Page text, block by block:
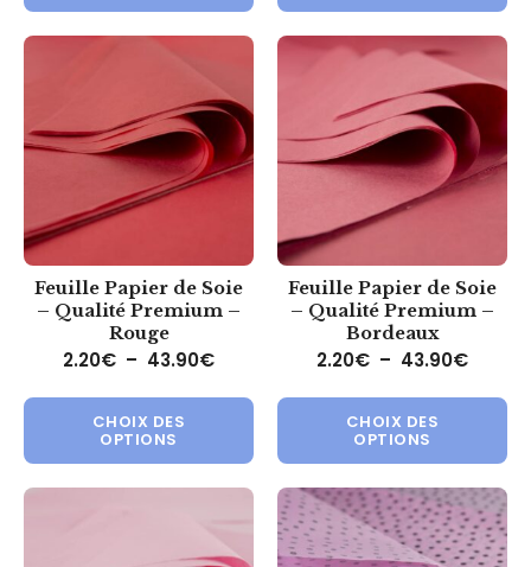
Feuille Papier de Soie
– Qualité Premium –
Rouge
2.20€ – 43.90€Plage de prix : 2.20€ à 43.90€
CHOIX DES
OPTIONS
Ce produit a plusieurs
Feuille Papier de Soie
– Qualité Premium –
Bordeaux
2.20€ – 43.90€Plage
CHOIX DES
OPTIONS